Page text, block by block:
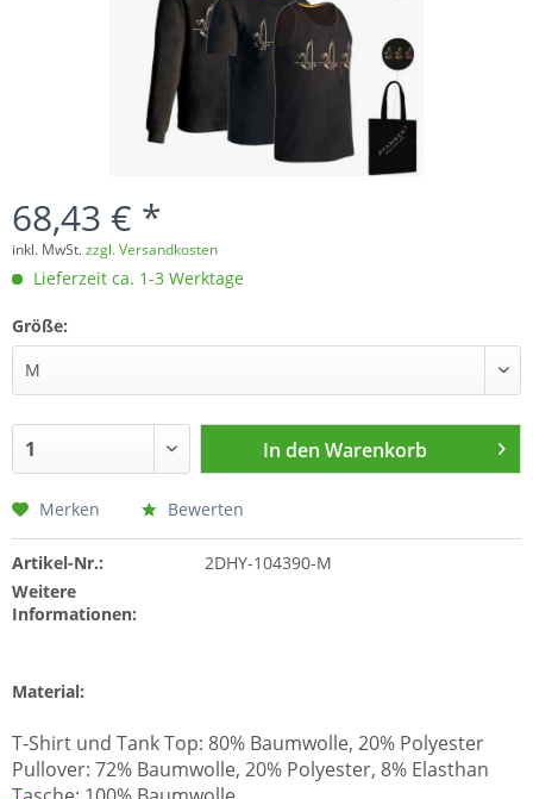
68,43 € *
inkl. MwSt.zzgl. Versandkosten
Lieferzeit ca. 1-3 Werktage
Größe:
In den Warenkorb
Merken Bewerten
Artikel-Nr.:
2DHY-104390-M
Weitere
Informationen:
Material:
T-Shirt und Tank Top: 80% Baumwolle, 20% Polyester
Pullover: 72% Baumwolle, 20% Polyester, 8% Elasthan